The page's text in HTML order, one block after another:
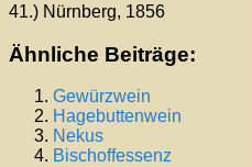
41.) Nürnberg, 1856
Ähnliche Beiträge:
Gewürzwein
Hagebuttenwein
Nekus
Bischoffessenz